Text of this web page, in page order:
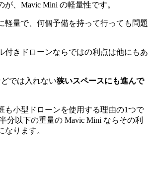
が、Mavic Mini の軽量性です。
軽量で、何個予備を持って行っても問題
付きドローンならではの利点は他にもあ
では入れない狭いスペースにも進んで
も小型ドローンを使用する理由の1つで
分以下の重量の Mavic Mini ならその利
なります。